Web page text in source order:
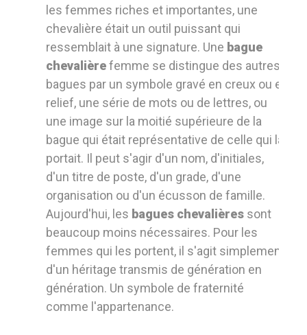
les femmes riches et importantes, une
chevalière était un outil puissant qui
ressemblait à une signature. Une bague
chevalièrefemme se distingue des autres
bagues par un symbole gravé en creux ou en
relief, une série de mots ou de lettres, ou
une image sur la moitié supérieure de la
bague qui était représentative de celle qui la
portait. Il peut s'agir d'un nom, d'initiales,
d'un titre de poste, d'un grade, d'une
organisation ou d'un écusson de famille.
Aujourd'hui, les bagues chevalières sont
beaucoup moins nécessaires. Pour les
femmes qui les portent, il s'agit simplement
d'un héritage transmis de génération en
génération. Un symbole de fraternité
comme l'appartenance.